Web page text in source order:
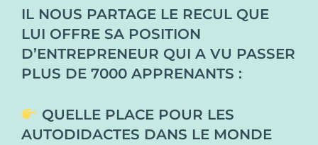
IL NOUS PARTAGE LE RECUL QUE
LUI OFFRE SA POSITION
D’ENTREPRENEUR QUI A VU PASSER
PLUS DE 7000 APPRENANTS :
QUELLE PLACE POUR LES
AUTODIDACTES DANS LE MONDE